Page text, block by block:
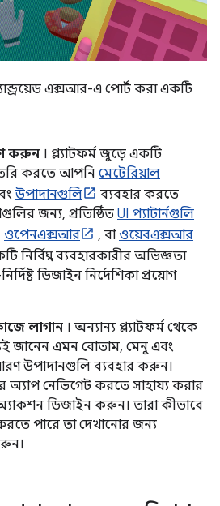
এক্সআর-এ পোর্ট করা একটি
করুন । প্ল্যাটফর্ম জুড়ে একটি
করতে আপনি মেটেরিয়াল
উপাদানগুলি
ব্যবহার করতে
জন্য, প্রতিষ্ঠিত UI প্যাটার্নগুলি
ওপেনএক্সআর , বা ওয়েবএক্সআর
নির্বিঘ্ন ব্যবহারকারীর অভিজ্ঞতা
ডিজাইন নির্দেশিকা প্রয়োগ
লাগান । অন্যান্য প্ল্যাটফর্ম থেকে
জানেন এমন বোতাম, মেনু এবং
উপাদানগুলি ব্যবহার করুন।
অ্যাপ নেভিগেট করতে সাহায্য করার
ডিজাইন করুন। তারা কীভাবে
পারে তা দেখানোর জন্য